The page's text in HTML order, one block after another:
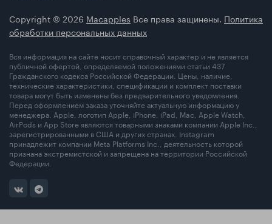
Copyright © 2026 Macapples Все права защинены. Политика
обработки персональных данных
Вся информация на сайте носит справочный характер и не является
публичной офертой, определяемой положениями статьи 437
Гражданского кодекса Российской Федерации. Цены, наличие,
технические характеристики, спецификации и комплект поставки
товара могут быть изменены без предварительного уведомления.
Перед оформлением заказа уточняйте актуальную информацию у
менеджера. Apple, логотип Apple, iPhone, iPad, Mac, Apple Watch,
AirPods и App Store являются товарными знаками компании Apple Inc.,
зарегистрированными в США и других странах. Instagram
принадлежит компании Meta Platforms Inc., деятельность которой
признана экстремистской и запрещена на территории Российской
Федерации.